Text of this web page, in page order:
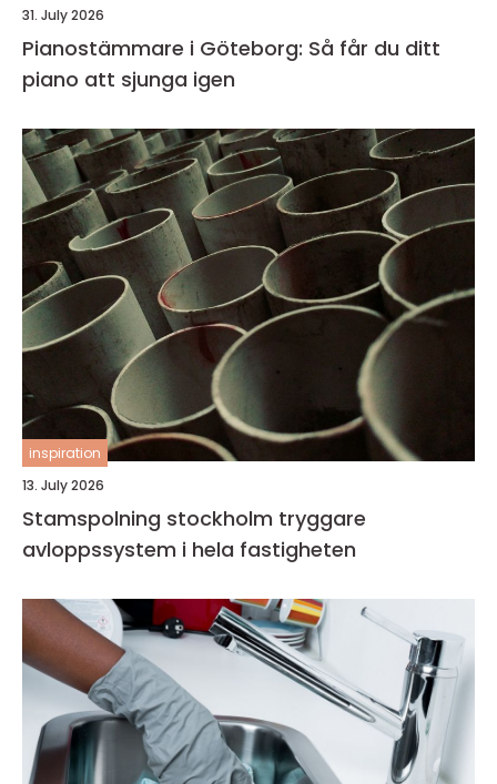
31. July 2026
Pianostämmare i Göteborg: Så får du ditt
piano att sjunga igen
inspiration
13. July 2026
Stamspolning stockholm tryggare
avloppssystem i hela fastigheten